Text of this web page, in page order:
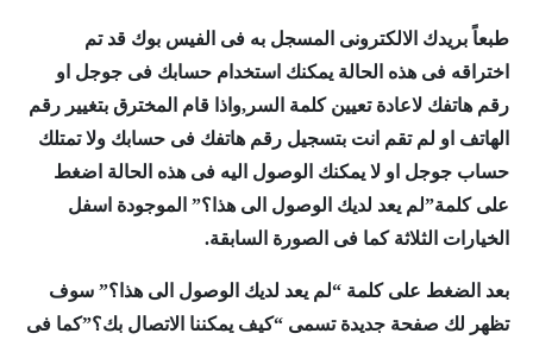
طبعاً بريدك الالكترونى المسجل به فى الفيس بوك قد تم
اختراقه فى هذه الحالة يمكنك استخدام حسابك فى جوجل او
رقم هاتفك لاعادة تعيين كلمة السر,واذا قام المخترق بتغيير رقم
الهاتف او لم تقم انت بتسجيل رقم هاتفك فى حسابك ولا تمتلك
حساب جوجل او لا يمكنك الوصول اليه فى هذه الحالة اضغط
على كلمة”لم يعد لديك الوصول الى هذا؟” الموجودة اسفل
الخيارات الثلاثة كما فى الصورة السابقة.
بعد الضغط على كلمة “لم يعد لديك الوصول الى هذا؟” سوف
تظهر لك صفحة جديدة تسمى “كيف يمكننا الاتصال بك؟”كما فى